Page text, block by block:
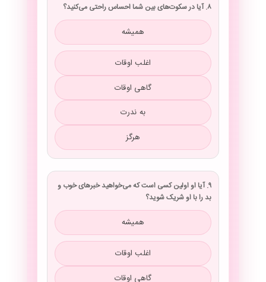
۸. آیا در سکوت‌های بین شما احساس راحتی می‌کنید؟
همیشه
اغلب اوقات
گاهی اوقات
به ندرت
هرگز
۹. آیا او اولین کسی است که می‌خواهید خبرهای خوب و
بد را با او شریک شوید؟
همیشه
اغلب اوقات
گاهی اوقات